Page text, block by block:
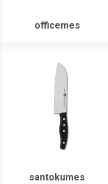
officemes
santokumes